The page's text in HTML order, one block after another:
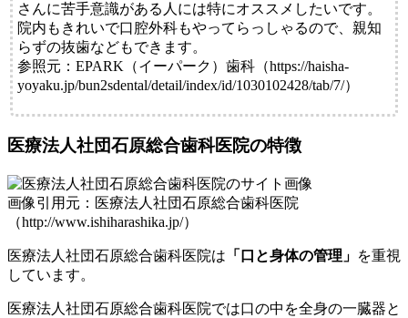
さんに苦手意識がある人には特にオススメしたいです。
院内もきれいで口腔外科もやってらっしゃるので、親知
らずの抜歯などもできます。
参照元：EPARK（イーパーク）歯科（https://haisha-
yoyaku.jp/bun2sdental/detail/index/id/1030102428/tab/7/）
医療法人社団石原総合歯科医院の特徴
画像引用元：医療法人社団石原総合歯科医院
（http://www.ishiharashika.jp/）
医療法人社団石原総合歯科医院は 「口と身体の管理」 を重視
しています。
医療法人社団石原総合歯科医院では口の中を全身の一臓器と